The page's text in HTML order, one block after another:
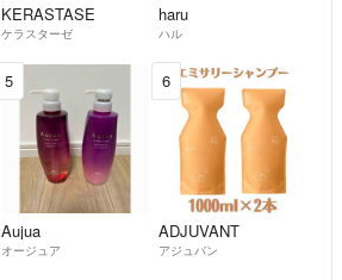
KERASTASE
ケラスターゼ
haru
ハル
5
Aujua
オージュア
6
ADJUVANT
アジュバン